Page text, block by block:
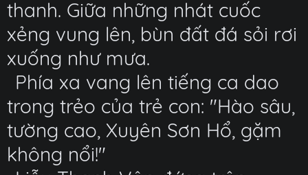
thanh. Giữa những nhát cuốc
xẻng vung lên, bùn đất đá sỏi rơi
xuống như mưa.
Phía xa vang lên tiếng ca dao
trong trẻo của trẻ con: "Hào sâu,
tường cao, Xuyên Sơn Hổ, gặm
không nổi!"